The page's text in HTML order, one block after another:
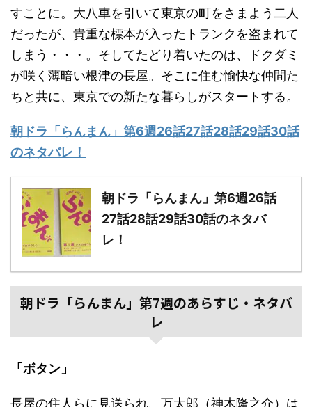
すことに。大八車を引いて東京の町をさまよう二人
だったが、貴重な標本が入ったトランクを盗まれて
しまう・・・。そしてたどり着いたのは、ドクダミ
が咲く薄暗い根津の長屋。そこに住む愉快な仲間た
ちと共に、東京での新たな暮らしがスタートする。
朝ドラ「らんまん」第6週26話27話28話29話30話
のネタバレ！
朝ドラ「らんまん」第6週26話
27話28話29話30話のネタバ
レ！
朝ドラ「らんまん」第7週のあらすじ・ネタバ
レ
「ボタン」
長屋の住人らに見送られ、万太郎（神木隆之介）は